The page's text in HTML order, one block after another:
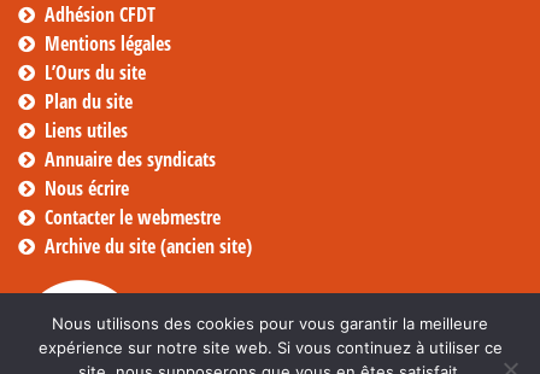
Adhésion CFDT
Mentions légales
L’Ours du site
Plan du site
Liens utiles
Annuaire des syndicats
Nous écrire
Contacter le webmestre
Archive du site (ancien site)
Nous utilisons des cookies pour vous garantir la meilleure
expérience sur notre site web. Si vous continuez à utiliser ce